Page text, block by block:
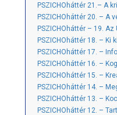
PSZICHOháttér 21.– A
PSZICHOháttér 20. – A
PSZICHOháttér – 19.
PSZICHOháttér 18. – Ki
PSZICHOháttér 17. –
PSZICHOháttér 16. –
PSZICHOháttér 15. –
PSZICHOháttér 14. –
PSZICHOháttér 13. –
PSZICHOháttér 12. –